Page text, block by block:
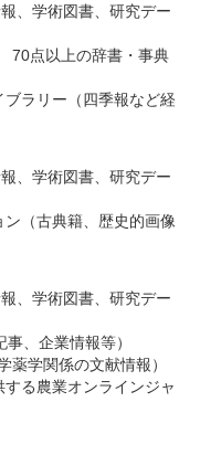
、学術図書、研究デー
点以上の辞書・事典
ラリー（四季報など経
、学術図書、研究デー
（古典籍、歴史的画像
、学術図書、研究デー
、企業情報等）
学関係の文献情報）
る農業オンラインジャ